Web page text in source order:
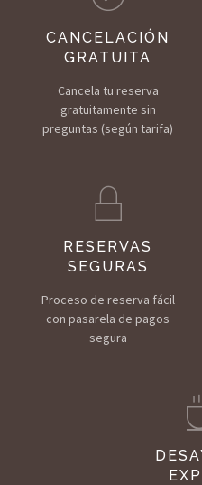
CANCELACIÓN
GRATUITA
Cancela tu reserva
gratuitamente sin
preguntas (según tarifa)
RESERVAS
SEGURAS
Proceso de reserva fácil
con pasarela de pagos
segura